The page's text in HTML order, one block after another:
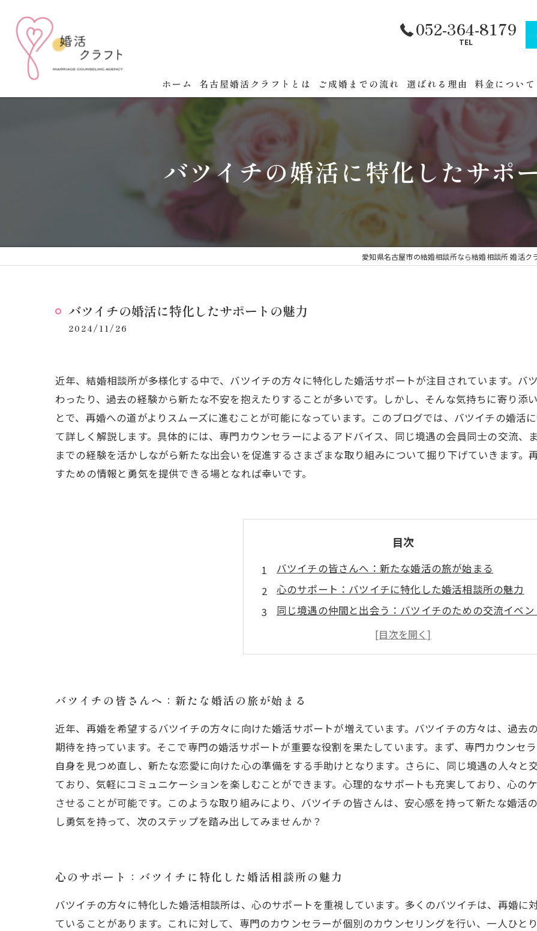
052-364-8179
TEL
ホーム 名古屋婚活クラフトとは
名古屋婚活クラフトへまでの道順
婚活の成功法則セミナー
婚活イベント開催
ご成婚までの流れ 選ばれる理由 料金について
公務員・官
バツイチの婚活に特化したサポ
愛知県名古屋市の結婚相談所なら結婚相談所 婚活ク
バツイチの婚活に特化したサポートの魅力
2024/11/26
近年、結婚相談所が多様化する中で、バツイチの方々に特化した婚活サポートが注目されています。バ
わったり、過去の経験から新たな不安を抱えたりすることが多いです。しかし、そんな気持ちに寄り添
とで、再婚への道がよりスムーズに進むことが可能になっています。このブログでは、バツイチの婚活
て詳しく解説します。具体的には、専門カウンセラーによるアドバイス、同じ境遇の会員同士の交流、
までの経験を活かしながら新たな出会いを促進するさまざまな取り組みについて掘り下げていきます。
すための情報と勇気を提供できる場となれば幸いです。
目次
バツイチの皆さんへ：新たな婚活の旅が始まる
心のサポート：バツイチに特化した婚活相談所の魅力
同じ境遇の仲間と出会う：バツイチのための交流イベン
過去の経験を活かして：再婚への第一歩を踏み出す
専門カウンセラーの助けで不安を解消する
新たな愛を見つけるための勇気をもらおう
バツイチの皆さんへ：新たな婚活の旅が始まる
近年、再婚を希望するバツイチの方々に向けた婚活サポートが増えています。バツイチの方々は、過去
期待を持っています。そこで専門の婚活サポートが重要な役割を果たしています。まず、専門カウンセ
自身を見つめ直し、新たな恋愛に向けた心の準備をする手助けとなります。さらに、同じ境遇の人々と
ており、気軽にコミュニケーションを楽しむことができます。心理的なサポートも充実しており、心の
させることが可能です。このような取り組みにより、バツイチの皆さんは、安心感を持って新たな婚活
し勇気を持って、次のステップを踏み出してみませんか？
心のサポート：バツイチに特化した婚活相談所の魅力
バツイチの方々に特化した婚活相談所は、心のサポートを重視しています。多くのバツイチは、再婚に
ていることがあります。これに対して、専門のカウンセラーが個別のカウンセリングを行い、一人ひと